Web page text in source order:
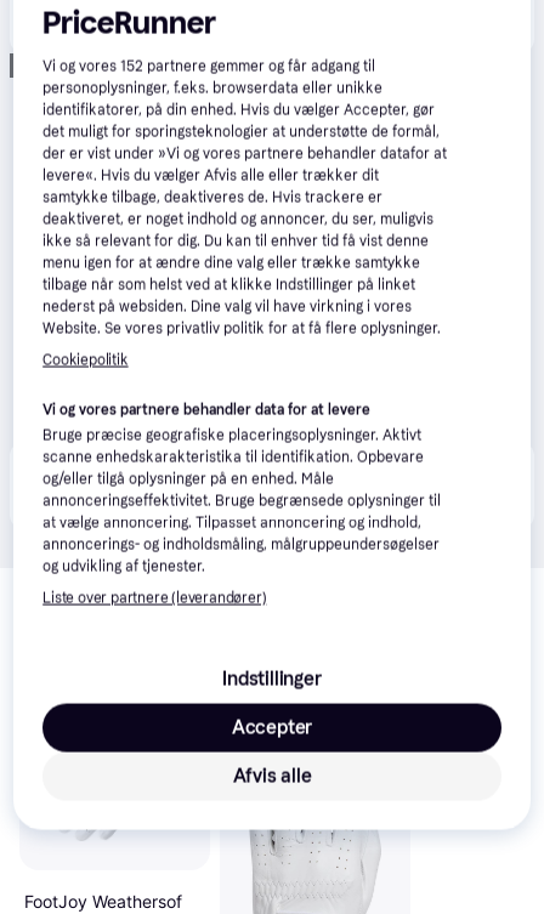
Annonce
Produktet fås også hos 1 butik, som ikke er betalende
kunde i denne kategori.
Relaterede produkter
FootJoy Weathersof
Trender
PriceRunner
Vi og vores152 partnere gemmer og får adgang til
personoplysninger, f.eks. browserdata eller unikke
identifikatorer, på din enhed. Hvis du vælger Accepter, gør
det muligt for sporingsteknologier at understøtte de formål,
der er vist under »Vi og vores partnere behandler datafor at
levere«. Hvis du vælger Afvis alle eller trækker dit
samtykke tilbage, deaktiveres de. Hvis trackere er
deaktiveret, er noget indhold og annoncer, du ser, muligvis
ikke så relevant for dig. Du kan til enhver tid få vist denne
menu igen for at ændre dine valg eller trække samtykke
tilbage når som helst ved at klikke Indstillinger på linket
nederst på websiden. Dine valg vil have virkning i vores
Website. Se vores privatliv politik for at få flere oplysninger.
Cookiepolitik
Vi og vores partnere behandler data for at levere
Bruge præcise geografiske placeringsoplysninger. Aktivt
scanne enhedskarakteristika til identifikation. Opbevare
og/eller tilgå oplysninger på en enhed. Måle
annonceringseffektivitet. Bruge begrænsede oplysninger til
at vælge annoncering. Tilpasset annoncering og indhold,
annoncerings- og indholdsmåling, målgruppeundersøgelser
og udvikling af tjenester.
Liste over partnere (leverandører)
Indstillinger
Afvis alle
Accepter